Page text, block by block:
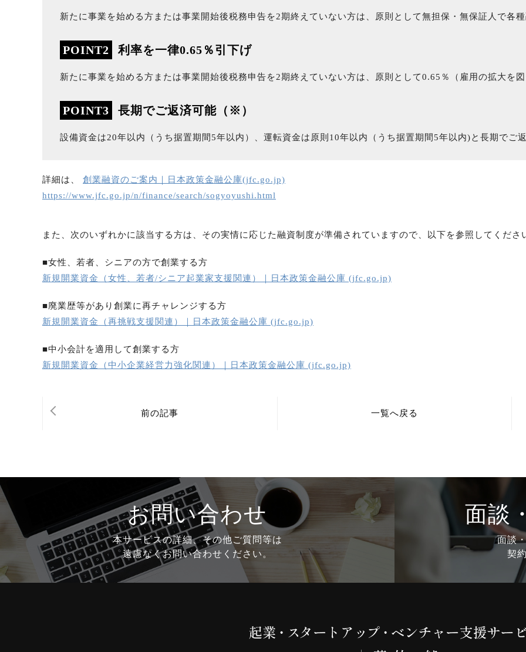
新たに事業を始める方または事業開始後税務申告を2期終えていない方は、原則として無担保・無保証人で各
POINT2 利率を一律0.65％引下げ
新たに事業を始める方または事業開始後税務申告を2期終えていない方は、原則として0.65％（雇用の拡大を
POINT3 長期でご返済可能（※）
設備資金は20年以内（うち据置期間5年以内）、運転資金は原則10年以内（うち据置期間5年以内)と長期でご
詳細は、 創業融資のご案内｜日本政策金融公庫(jfc.go.jp)
https://www.jfc.go.jp/n/finance/search/sogyoyushi.html
また、次のいずれかに該当する方は、その実情に応じた融資制度が準備されていますので、以下を参照してくださ
■女性、若者、シニアの方で創業する方
新規開業資金（女性、若者/シニア起業家支援関連）｜日本政策金融公庫 (jfc.go.jp)
■廃業歴等があり創業に再チャレンジする方
新規開業資金（再挑戦支援関連）｜日本政策金融公庫 (jfc.go.jp)
■中小会計を適用して創業する方
新規開業資金（中小企業経営力強化関連）｜日本政策金融公庫 (jfc.go.jp)
前の記事 一覧へ戻る
お問い合わせ
本サービスの詳細、その他ご質問等は
遠慮なくお問い合わせください。
面談
面談
契